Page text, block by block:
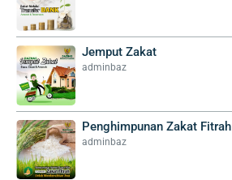
Jemput Zakat
adminbaz
Penghimpunan Zakat Fitrah
adminbaz